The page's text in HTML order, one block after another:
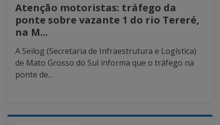
Atenção motoristas: tráfego da
ponte sobre vazante 1 do rio Tereré,
na M...
A Seilog (Secretaria de Infraestrutura e Logística)
de Mato Grosso do Sul informa que o tráfego na
ponte de...